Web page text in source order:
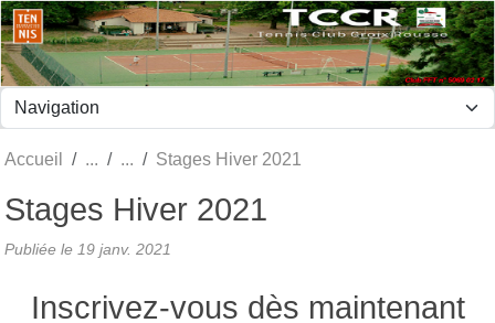
Accueil Stages Hiver 2021
Stages Hiver 2021
Publiée le 19 janv. 2021
Inscrivez-vous dès maintenant
Panneau de gestion des cookies